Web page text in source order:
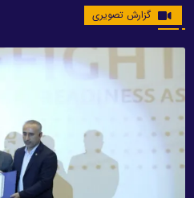
گزارش تصویری